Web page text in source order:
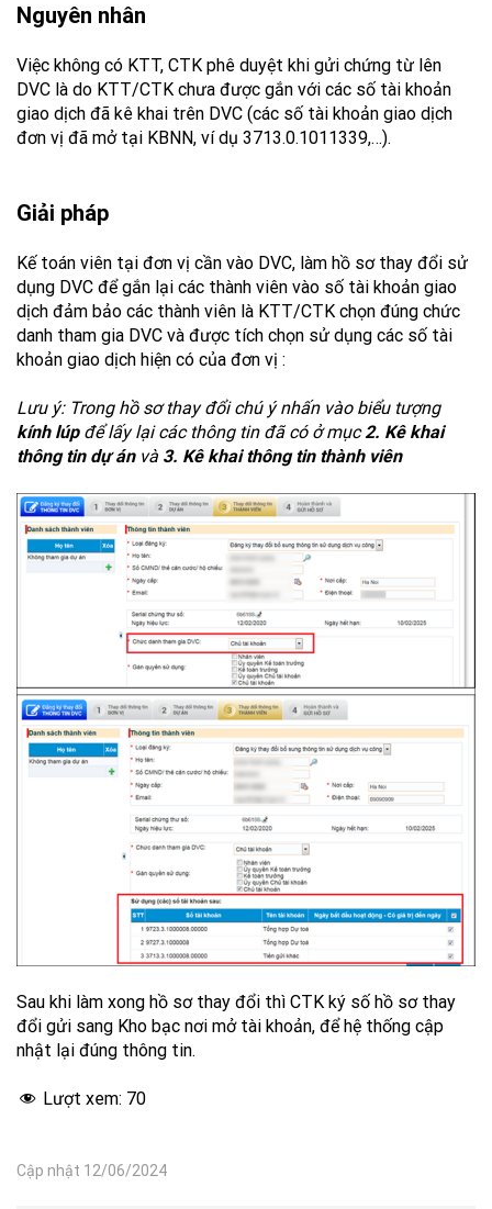
Nguyên nhân
Việc không có KTT, CTK phê duyệt khi gửi chứng từ lên
DVC là do KTT/CTK chưa được gắn với các số tài khoản
giao dịch đã kê khai trên DVC (các số tài khoản giao dịch
đơn vị đã mở tại KBNN, ví dụ 3713.0.1011339,…).
Giải pháp
Kế toán viên tại đơn vị cần vào DVC, làm hồ sơ thay đổi sử
dụng DVC để gắn lại các thành viên vào số tài khoản giao
dịch đảm bảo các thành viên là KTT/CTK chọn đúng chức
danh tham gia DVC và được tích chọn sử dụng các số tài
khoản giao dịch hiện có của đơn vị :
Lưu ý: Trong hồ sơ thay đổi chú ý nhấn vào biểu tượng
kính lúpđể lấy lại các thông tin đã có ở mục2. Kê khai
thông tin dự ánvà 3. Kê khai thông tin thành viên
Sau khi làm xong hồ sơ thay đổi thì CTK ký số hồ sơ thay
đổi gửi sang Kho bạc nơi mở tài khoản, để hệ thống cập
nhật lại đúng thông tin.
Lượt xem: 70
Cập nhật 12/06/2024